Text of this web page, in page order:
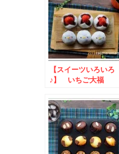
【スイーツいろいろ
♪】 いちご大福